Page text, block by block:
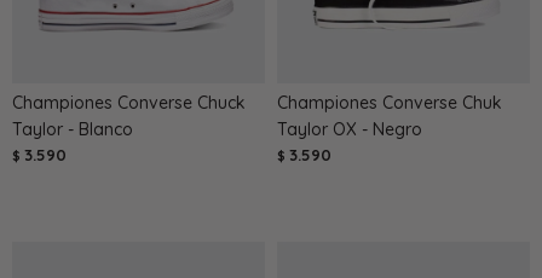
Championes Converse Chuck
Taylor - Blanco
$ 3.590
Championes Converse Chuk
Taylor OX - Negro
$ 3.590